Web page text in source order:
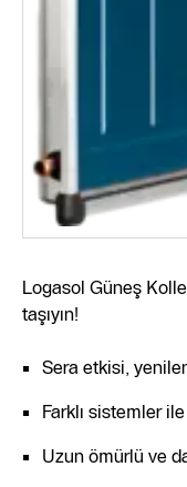
Logasol Güneş
taşıyın!
Sera etkisi,
Farklı sistemler
Uzun ömürlü ve